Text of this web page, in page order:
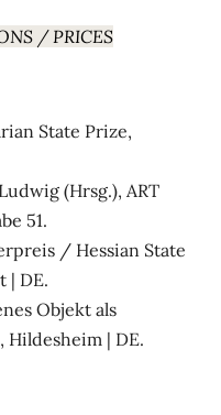
/ PRICES
State Prize,
(Hrsg.), ART
51.
/ Hessian State
| DE.
Objekt als
Hildesheim | DE.